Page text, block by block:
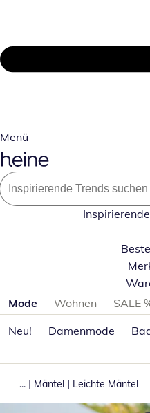
Menü
Produktkategorien
Mode Wohnen SALE
Neu!
Damenmode
... | Mäntel | Leichte Mäntel